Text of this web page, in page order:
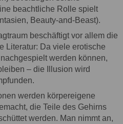
beachtliche Rolle spielt
Beauty-and-Beast).
beschäftigt vor allem die
Literatur: Da viele erotische
werden können,
– die Illusion wird
werden körpereigene
die Teile des Gehirns
werden. Man nimmt an,